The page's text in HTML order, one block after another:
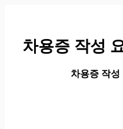
차용증 작성
차용증 작성